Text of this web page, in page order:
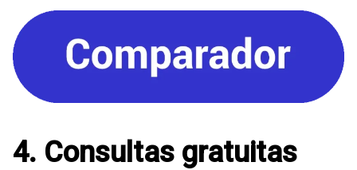
4. Consultas gratuitas